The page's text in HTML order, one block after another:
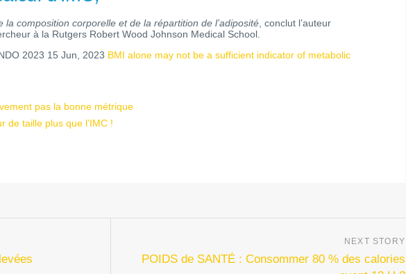
composition corporelle et de la répartition de l’adiposité , conclut l’auteur
à la Rutgers Robert Wood Johnson Medical School.
2023 15 Jun, 2023 BMI alone may not be a sufficient indicator of metabolic
pas la bonne métrique
de taille plus que l’IMC !
POIDS de SANTÉ : Consommer 80 % des calories